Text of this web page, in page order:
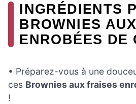
INGRÉDIENTS
BROWNIES
ENROBÉES DE
• Préparez-vous à une
ces Brownies aux fraises
!